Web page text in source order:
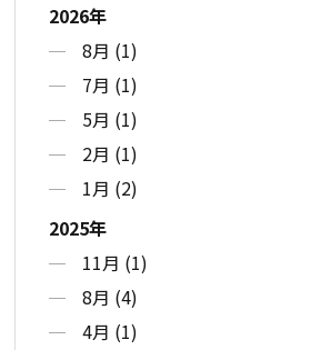
2026年
8月 (1)
7月 (1)
5月 (1)
2月 (1)
1月 (2)
2025年
11月 (1)
8月 (4)
4月 (1)